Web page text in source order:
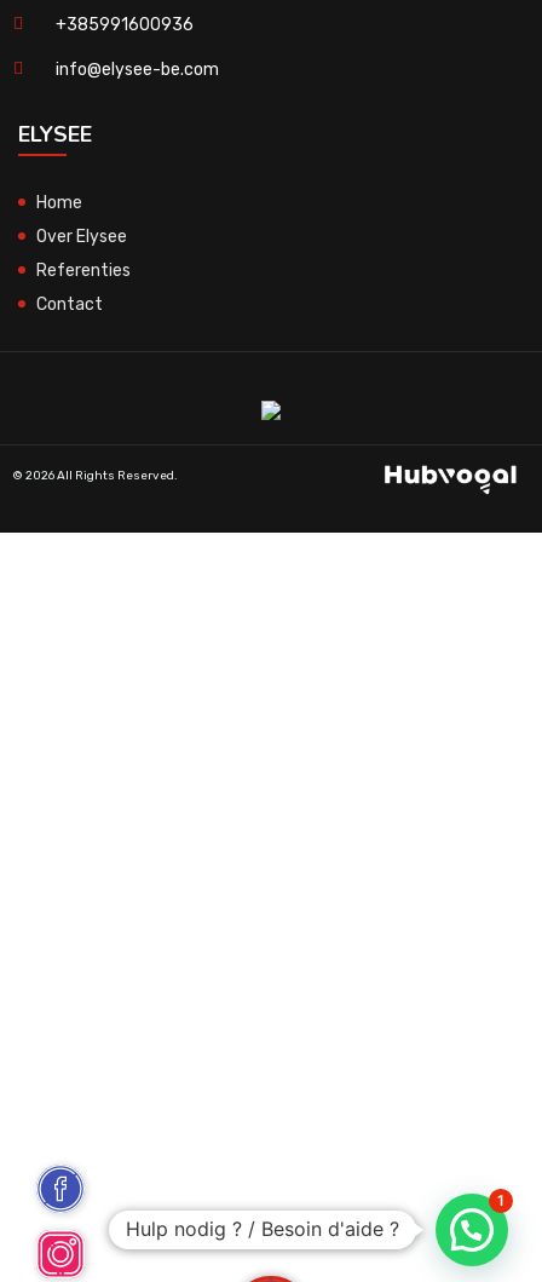
+385991600936
info@elysee-be.com
ELYSEE
Home
Over Elysee
Referenties
Contact
© 2026 All Rights Reserved.
Hulp nodig ? / Besoin d'aide ?
1